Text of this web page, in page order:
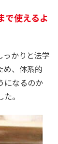
で使えるよ
っかりと法学
め、体系的
になるのか
。